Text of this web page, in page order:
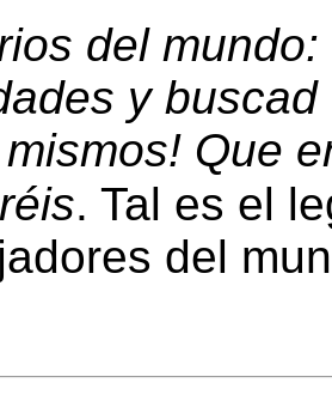
del
y
Que
. Tal es el
del